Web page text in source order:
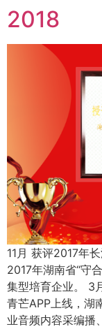
2018
11月 获评2017年
2017年湖南省“守
集型培育企业。 3
青芒APP上线，湖
业音频内容采编播